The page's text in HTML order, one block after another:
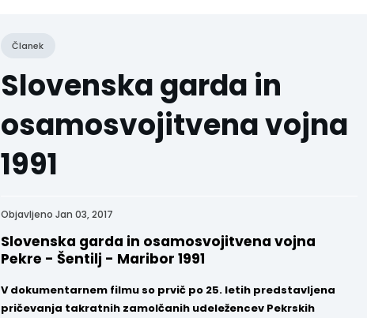
Članek
Slovenska garda in
osamosvojitvena vojna
1991
Objavljeno Jan 03, 2017
Slovenska garda in osamosvojitvena vojna
Pekre - Šentilj - Maribor 1991
V dokumentarnem filmu so prvič po 25. letih predstavljena
pričevanja takratnih zamolčanih udeležencev Pekrskih